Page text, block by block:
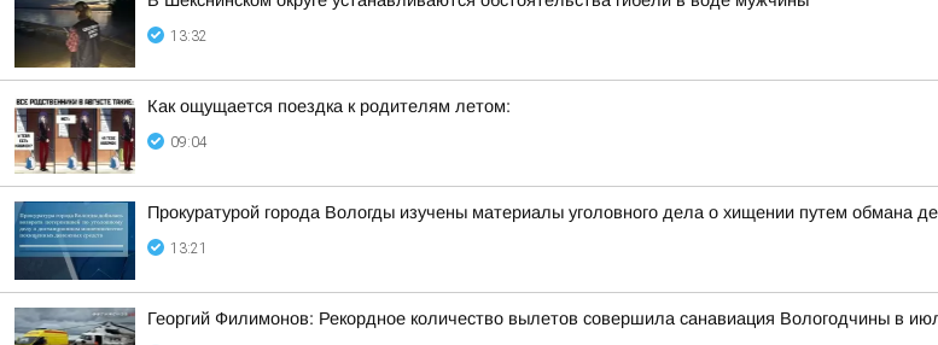
13:32
Как ощущается поездка к родителям летом:
09:04
Прокуратурой города Вологды изучены материалы уголовного дела о хищении путем обмана
13:21
Георгий Филимонов: Рекордное количество вылетов совершила санавиация Вологодчины в